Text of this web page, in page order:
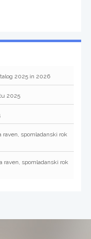
2025 in 2026
2025
raven, spomladanski rok
raven, spomladanski rok